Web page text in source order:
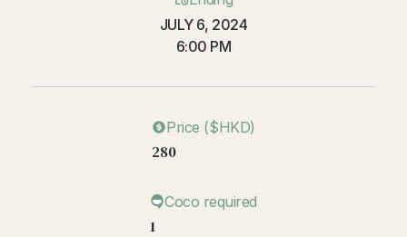
JULY 6, 2024
6:00 PM
Price ($HKD)
280
Coco required
1